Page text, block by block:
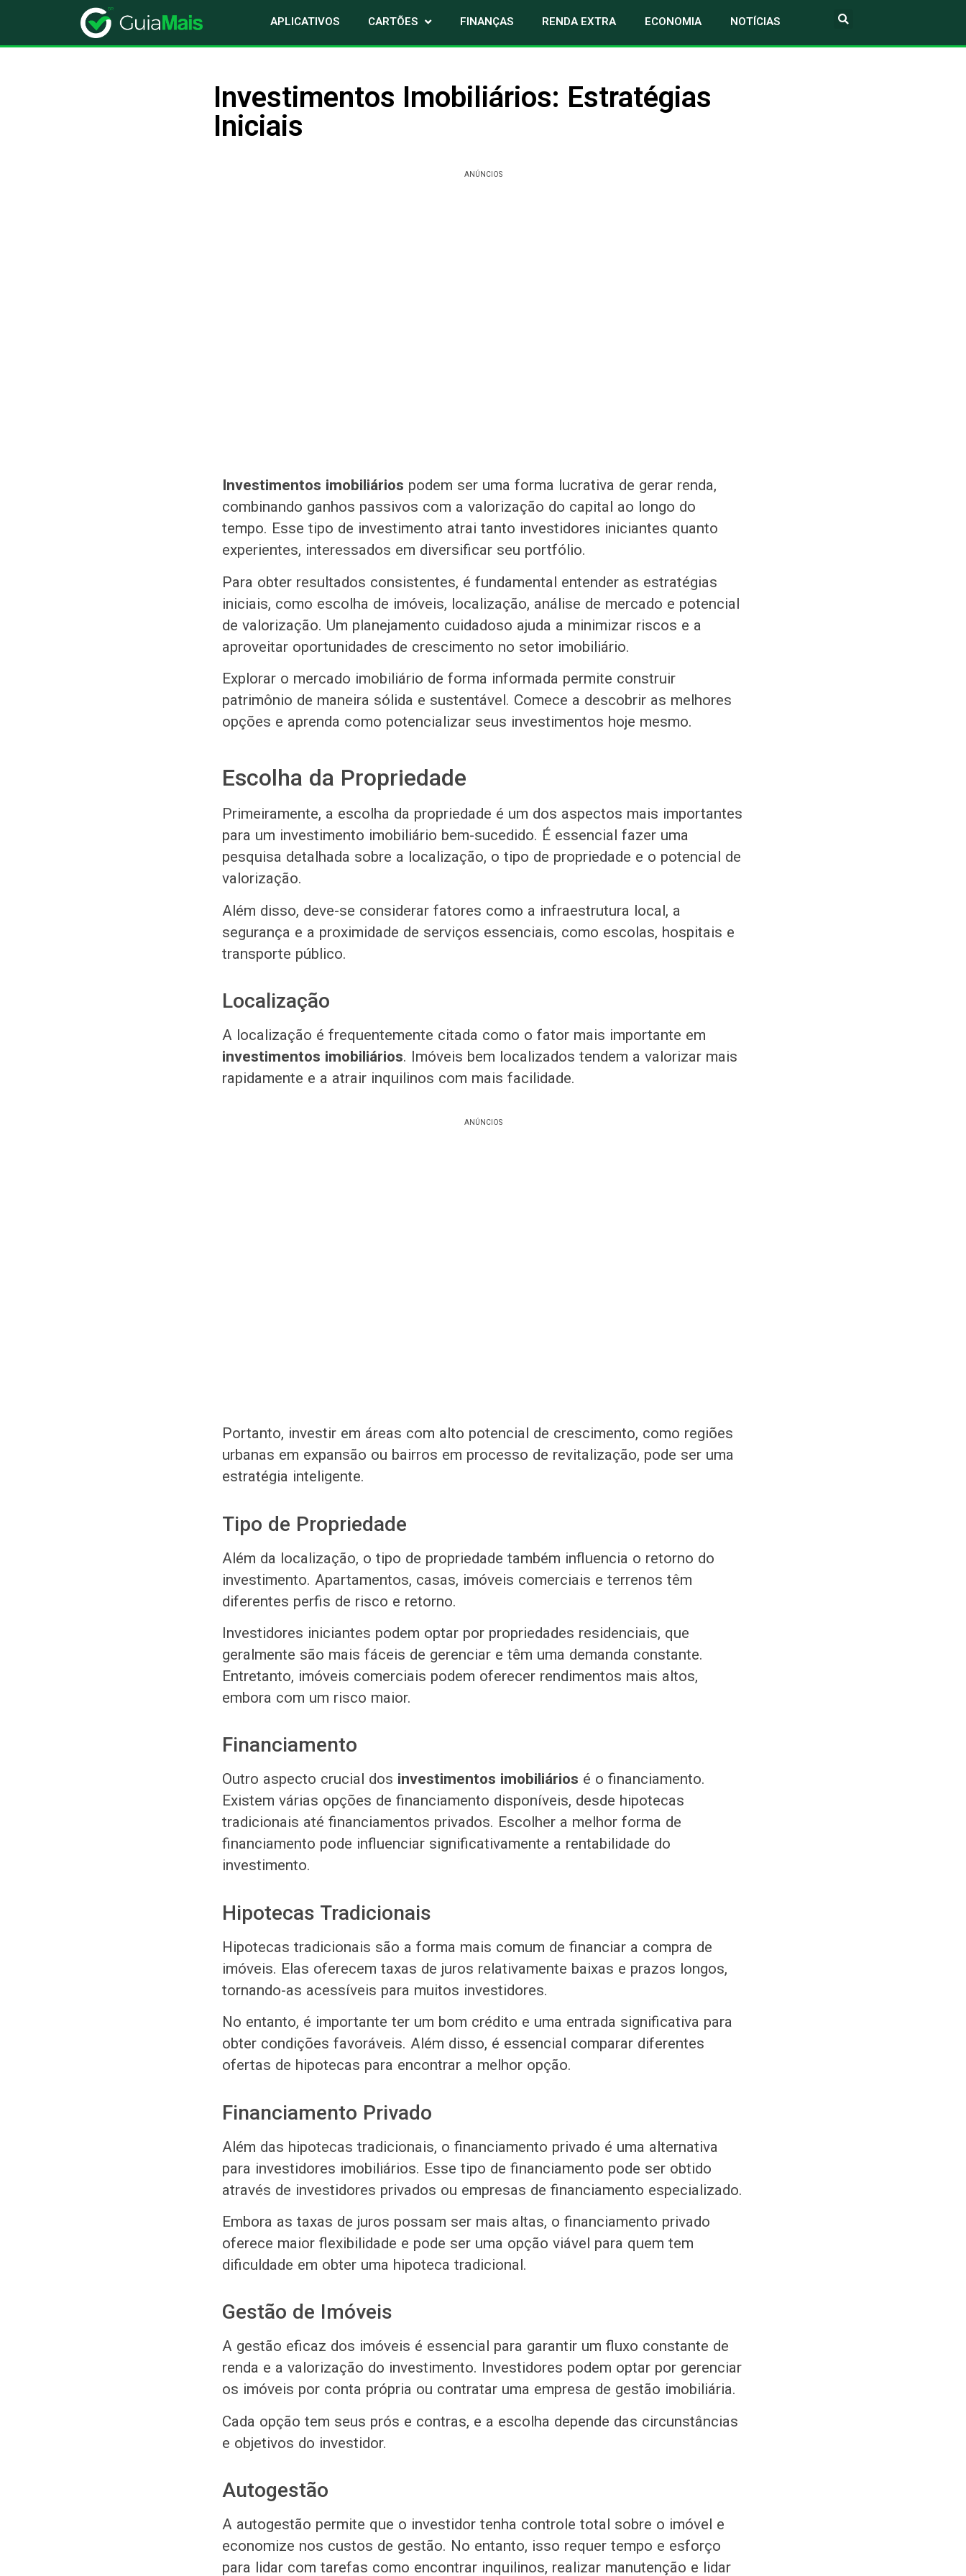
APLICATIVOS CARTÕES FINANÇAS RENDA EXTRA ECONOMIA NOTÍCIAS
Investimentos Imobiliários: Estratégias
Iniciais
ANÚNCIOS
Investimentos imobiliários podem ser uma forma lucrativa de gerar renda,
combinando ganhos passivos com a valorização do capital ao longo do
tempo. Esse tipo de investimento atrai tanto investidores iniciantes quanto
experientes, interessados em diversificar seu portfólio.
Para obter resultados consistentes, é fundamental entender as estratégias
iniciais, como escolha de imóveis, localização, análise de mercado e potencial
de valorização. Um planejamento cuidadoso ajuda a minimizar riscos e a
aproveitar oportunidades de crescimento no setor imobiliário.
Explorar o mercado imobiliário de forma informada permite construir
patrimônio de maneira sólida e sustentável. Comece a descobrir as melhores
opções e aprenda como potencializar seus investimentos hoje mesmo.
Escolha da Propriedade
Primeiramente, a escolha da propriedade é um dos aspectos mais importantes
para um investimento imobiliário bem-sucedido. É essencial fazer uma
pesquisa detalhada sobre a localização, o tipo de propriedade e o potencial de
valorização.
Além disso, deve-se considerar fatores como a infraestrutura local, a
segurança e a proximidade de serviços essenciais, como escolas, hospitais e
transporte público.
Localização
A localização é frequentemente citada como o fator mais importante em
investimentos imobiliários. Imóveis bem localizados tendem a valorizar mais
rapidamente e a atrair inquilinos com mais facilidade.
ANÚNCIOS
Portanto, investir em áreas com alto potencial de crescimento, como regiões
urbanas em expansão ou bairros em processo de revitalização, pode ser uma
estratégia inteligente.
Tipo de Propriedade
Além da localização, o tipo de propriedade também influencia o retorno do
investimento. Apartamentos, casas, imóveis comerciais e terrenos têm
diferentes perfis de risco e retorno.
Investidores iniciantes podem optar por propriedades residenciais, que
geralmente são mais fáceis de gerenciar e têm uma demanda constante.
Entretanto, imóveis comerciais podem oferecer rendimentos mais altos,
embora com um risco maior.
Financiamento
Outro aspecto crucial dos investimentos imobiliários é o financiamento.
Existem várias opções de financiamento disponíveis, desde hipotecas
tradicionais até financiamentos privados. Escolher a melhor forma de
financiamento pode influenciar significativamente a rentabilidade do
investimento.
Hipotecas Tradicionais
Hipotecas tradicionais são a forma mais comum de financiar a compra de
imóveis. Elas oferecem taxas de juros relativamente baixas e prazos longos,
tornando-as acessíveis para muitos investidores.
No entanto, é importante ter um bom crédito e uma entrada significativa para
obter condições favoráveis. Além disso, é essencial comparar diferentes
ofertas de hipotecas para encontrar a melhor opção.
Financiamento Privado
Além das hipotecas tradicionais, o financiamento privado é uma alternativa
para investidores imobiliários. Esse tipo de financiamento pode ser obtido
através de investidores privados ou empresas de financiamento especializado.
Embora as taxas de juros possam ser mais altas, o financiamento privado
oferece maior flexibilidade e pode ser uma opção viável para quem tem
dificuldade em obter uma hipoteca tradicional.
Gestão de Imóveis
A gestão eficaz dos imóveis é essencial para garantir um fluxo constante de
renda e a valorização do investimento. Investidores podem optar por gerenciar
os imóveis por conta própria ou contratar uma empresa de gestão imobiliária.
Cada opção tem seus prós e contras, e a escolha depende das circunstâncias
e objetivos do investidor.
Autogestão
A autogestão permite que o investidor tenha controle total sobre o imóvel e
economize nos custos de gestão. No entanto, isso requer tempo e esforço
para lidar com tarefas como encontrar inquilinos, realizar manutenção e lidar